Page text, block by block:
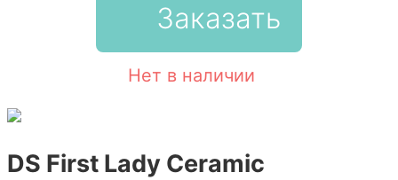
Заказать
Нет в наличии
DS First Lady Ceramic